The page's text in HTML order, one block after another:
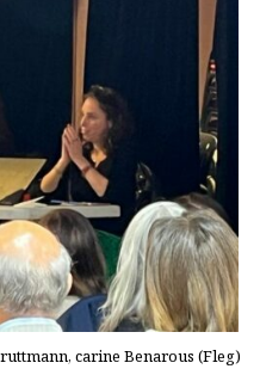
carine Benarous (Fleg)